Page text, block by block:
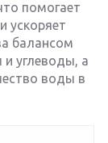
помогает
ускоряет
балансом
углеводы, а
воды в